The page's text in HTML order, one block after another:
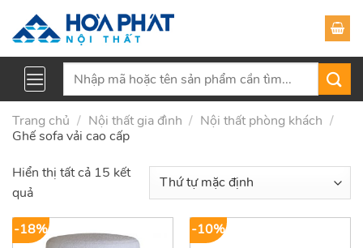
Tìm
Trang chủ / Nội thất gia đình / Nội thất phòng khách /
Ghế sofa vải cao cấp
Hiển thị tất cả 15 kết
quả
-18% -10%